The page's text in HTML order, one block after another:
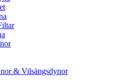
& Vilsängsdynor